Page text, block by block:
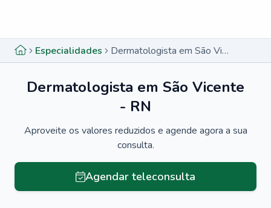
Especialidades Dermatologista em São Vicente - RN
Dermatologista em São Vicente
- RN
Aproveite os valores reduzidos e agende agora a sua
consulta.
Agendar teleconsulta